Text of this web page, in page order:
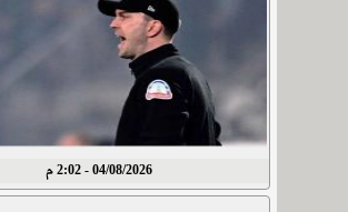
04/08/2026 - 2:02 م